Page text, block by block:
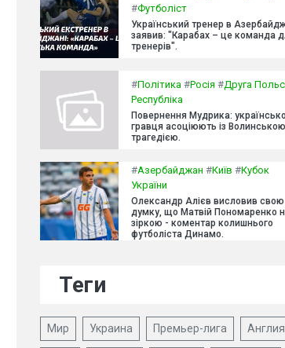
#Футболіст
Український тренер в
заявив: "Карабах – це команда
тренерів".
#Політика #Росія #Друга
Республіка
Повернення Мудрика:
гравця асоціюють із Волинською
трагедією.
#Азербайджан #Київ #Кубок
України
Олександр Алієв висловив свою
думку, що Матвій Пономаренко
зіркою - коментар колишнього
футболіста Динамо.
Теги
Мир Украина Премьер-лига Англия